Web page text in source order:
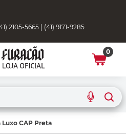
2105-5665 | (41) 9171-9285
0
CAP Preta